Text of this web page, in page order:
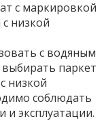
с маркировкой
низкой
с водяным
паркет
низкой
соблюдать
и эксплуатации.